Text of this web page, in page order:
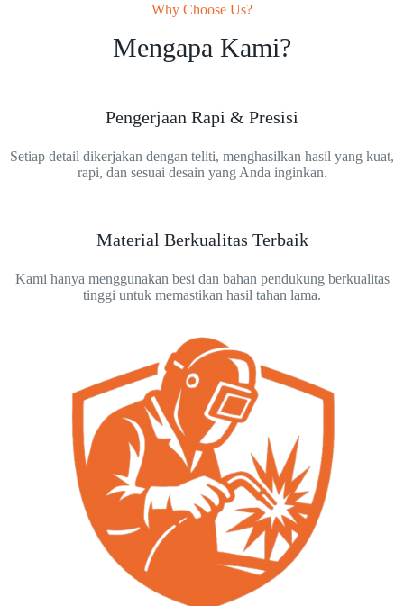
Why Choose Us?
Mengapa Kami?
Pengerjaan Rapi & Presisi
Setiap detail dikerjakan dengan teliti, menghasilkan hasil yang kuat,
rapi, dan sesuai desain yang Anda inginkan.
Material Berkualitas Terbaik
Kami hanya menggunakan besi dan bahan pendukung berkualitas
tinggi untuk memastikan hasil tahan lama.